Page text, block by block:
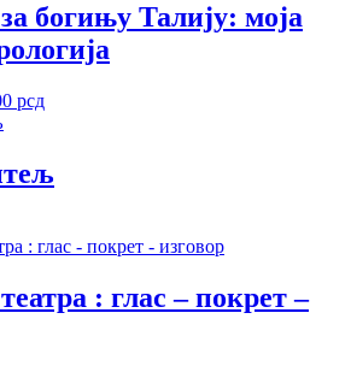
богињу Талију: моја
рсд.
рсдТренутна
: глас – покрет –